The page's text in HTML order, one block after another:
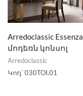
Arredoclassic Essenza
մոդեռն կոնսոլ
Arredoclassic
Կոդ՝030TOI.01